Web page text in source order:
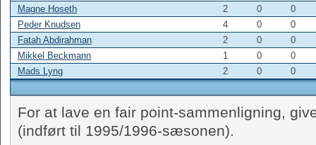
Magne Hoseth
2 0
0
Peder Knudsen
4 0
0
Fatah Abdirahman
2 0
0
Mikkel Beckmann
1 0
0
Mads Lyng
2 0 0
For at lave en fair point-sammenligning,
(indført til 1995/1996-sæsonen).